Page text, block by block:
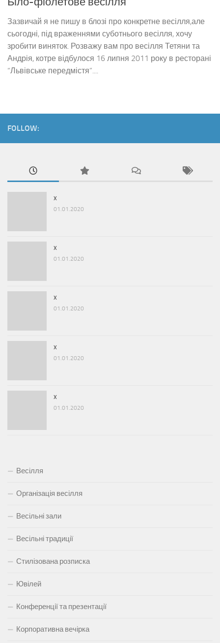
Зазвичай я не пишу в блозі про конкретне весілля,але
сьогодні, під враженнями суботнього весілля, хочу
зробити виняток. Розважу вам про весілля Тетяни та
Андрія, котре відбулося 16 липня 2011 року в ресторані
“Львівське передмістя”....
FOLLOW:
x
01.01.2020
x
01.01.2020
x
01.01.2020
x
01.01.2020
x
01.01.2020
Весілля
Організація весілля
Весільні зали
Весільні традиції
Стилізована розписка
Ювілей
Конференції та презентації
Корпоративна вечірка